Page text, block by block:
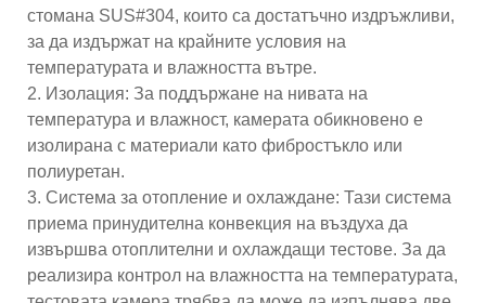
стомана SUS#304, които са достатъчно издръжливи,
за да издържат на крайните условия на
температурата и влажността вътре.
2. Изолация: За поддържане на нивата на
температура и влажност, камерата обикновено е
изолирана с материали като фибростъкло или
полиуретан.
3. Система за отопление и охлаждане: Тази система
приема принудителна конвекция на въздуха да
извършва отоплителни и охлаждащи тестове. За да
реализира контрол на влажността на температурата,